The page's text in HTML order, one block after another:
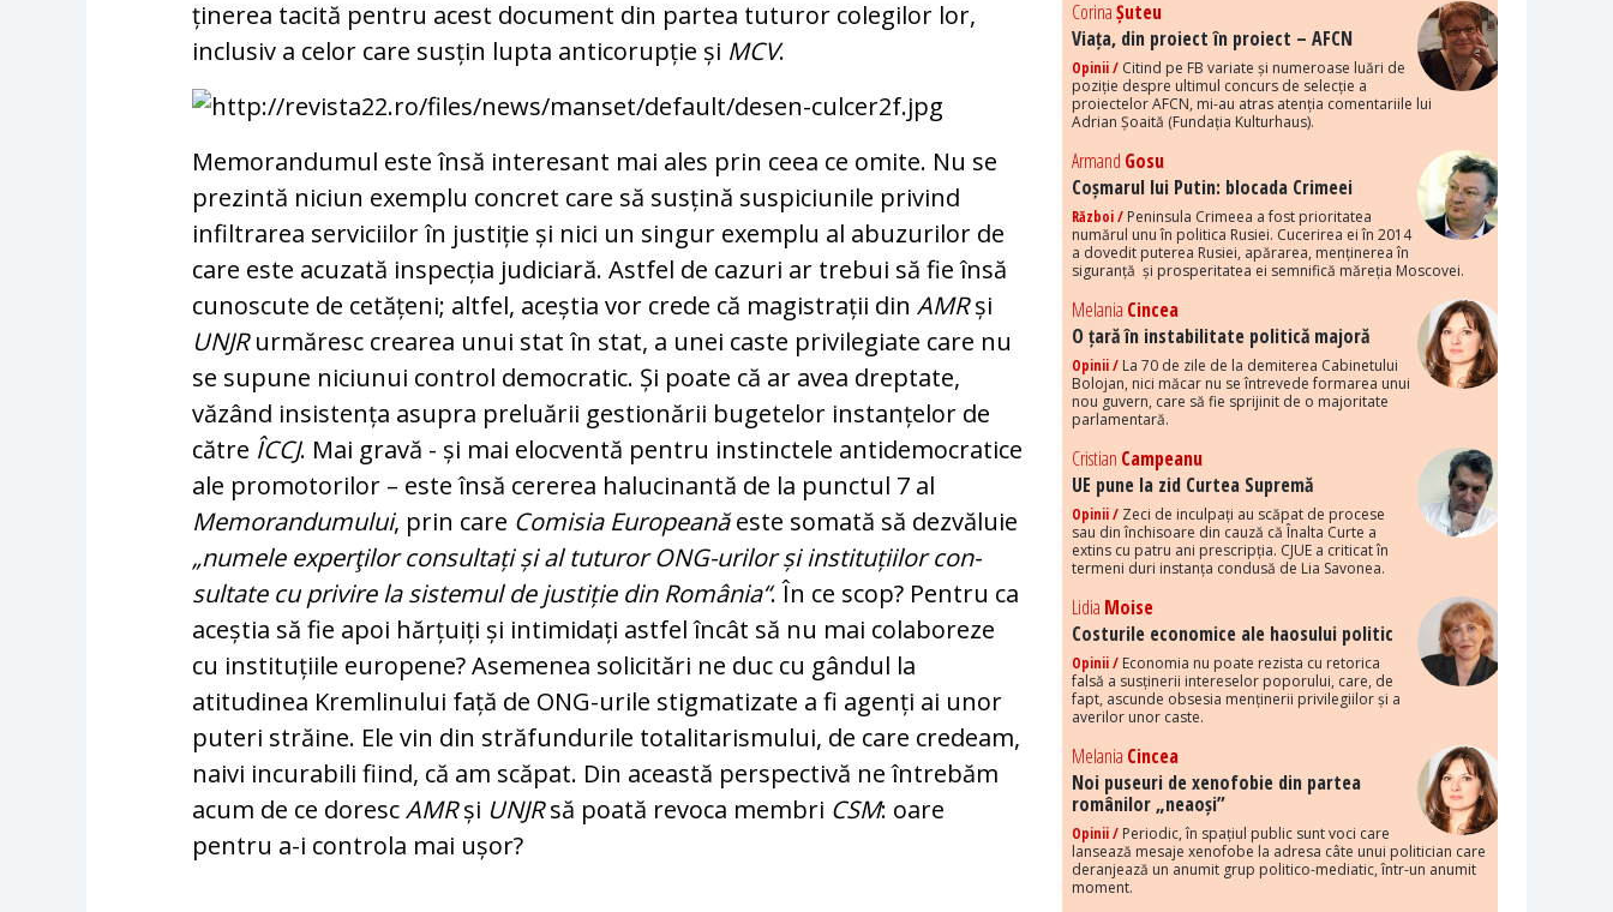
ținerea tacită pentru acest document din par­tea tuturor colegilor lor,
inclusiv a ce­lor care susțin lupta anticorupție și MCV.
Memorandumul este însă interesant mai ales prin ceea ce omite. Nu se
prezintă ni­ciun exemplu concret care să susțină sus­piciunile privind
infiltrarea serviciilor în justiție și nici un singur exemplu al abu­zu­rilor de
care este acuzată inspecția judi­ciară. Astfel de cazuri ar trebui să fie însă
cunoscute de cetățeni; altfel, aceștia vor crede că magistrații dinAMRși
UNJRur­măresc crearea unui stat în stat, a unei cas­te privilegiate care nu
se supune ni­ciunui control democratic. Și poate că ar avea dreptate,
văzând insistența asupra pre­luării gestionării bugetelor instanțelor de
către ÎCCJ. Mai gravă - și mai elocventă pentru instinctele antidemocratice
ale pro­motorilor – este însă cererea halucinantă de la punctul 7 al
Memorandumului, prin ca­re Comisia Europeanăeste somată să dez­văluie
„numele experţilor consultați șial tuturor ONG-urilor și instituțiilor con­­
sultate cu privire la sistemul de jus­tiție din România“. În ce scop? Pentru ca
aceș­tia să fie apoi hărțuiți și intimidați astfel în­cât să nu mai colaboreze
cu ins­tituțiile eu­ropene? Asemenea solicitări ne duc cu gândul la
atitudinea Kremlinului fa­ță de ONG-urile stigmatizate a fi agenți ai unor
puteri străine. Ele vin din stră­fundurile totalitarismului, de care cre­deam,
naivi in­cu­rabili fiind, că am scăpat. Din această pers­pectivă ne întrebăm
acum de ce do­rescAMRși UNJRsă poată revoca mem­bri CSM: oare
pentru a-i controla mai ușor?
CorinaȘuteu
Viața, din proiect în proiect – AFCN
Opinii / Citind pe FB variate și numeroase luări de
poziție despre ultimul concurs de selecție a
proiectelor AFCN, mi-au atras atenția comentariile lui
Adrian Șoaită (Fundația Kulturhaus).
Armand Gosu
Coșmarul lui Putin: blocada Crimeei
Război / Peninsula Crimeea a fost prioritatea
numărul unu în politica Rusiei. Cucerirea ei în 2014
a dovedit puterea Rusiei, apărarea, menținerea în
siguranță și prosperitatea ei semnifică măreția Moscovei.
Melania Cincea
O țară în instabilitate politică majoră
Opinii / La 70 de zile de la demiterea Cabinetului
Bolojan, nici măcar nu se întrevede formarea unui
nou guvern, care să fie sprijinit de o majoritate
parlamentară.
Cristian Campeanu
UE pune la zid Curtea Supremă
Opinii / Zeci de inculpați au scăpat de procese
sau din închisoare din cauză că Înalta Curte a
extins cu patru ani prescripția. CJUE a criticat în
termeni duri instanța condusă de Lia Savonea.
Lidia Moise
Costurile economice ale haosului politic
Opinii / Economia nu poate rezista cu retorica
falsă a susținerii intereselor poporului, care, de
fapt, ascunde obsesia menținerii privilegiilor și a
averilor unor caste.
Melania Cincea
Noi puseuri de xenofobie din partea
românilor „neaoși”
Opinii / Periodic, în spațiul public sunt voci care
lansează mesaje xenofobe la adresa câte unui politician care
deranjează un anumit grup politico-mediatic, într-un anumit
moment.